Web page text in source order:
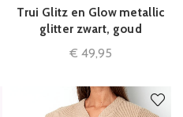
Trui Glitz en Glow metallic
glitter zwart, goud
€ 49,95